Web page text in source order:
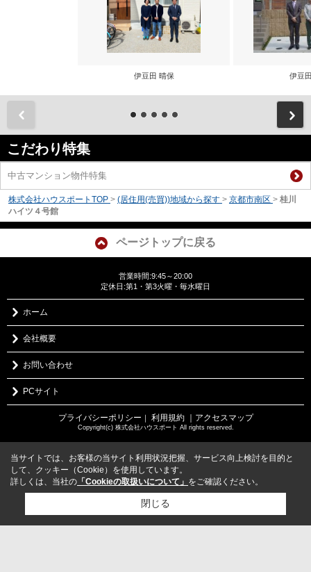
伊豆田 晴保 伊豆
こだわり特集
中古マンション物件特集
株式会社ハウスポートTOP > (居住用(売買))地域から探す > 京都市南区 > 桂川
ハイツ４号館
ページトップに戻る
営業時間:9:45～20:00
定休日:第1・第3火曜・毎水曜日
ホーム
会社概要
お問い合わせ
PCサイト
プライバシーポリシー ｜ 利用規約 ｜アクセスマップ
Copyright(c) 株式会社ハウスポート All rights reserved.
当サイトでは、お客様の当サイト利用状況把握、サービス向上検討を目的と
して、クッキー（Cookie）を使用しています。
詳しくは、当社の 「Cookieの取扱いについて」 をご確認ください。
閉じる